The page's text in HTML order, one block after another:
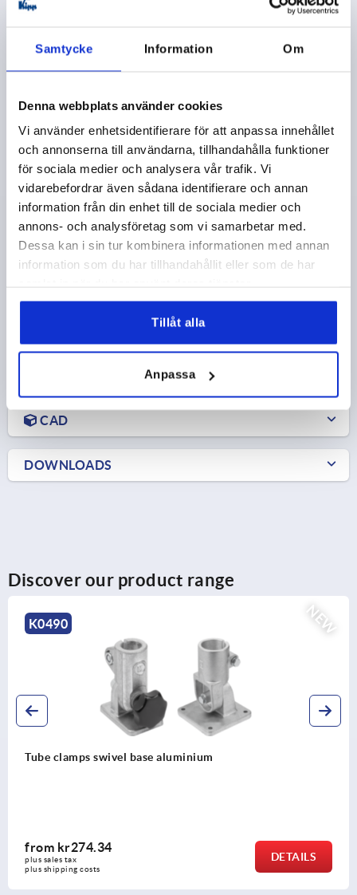
Samtycke Information Om
Denna webbplats använder cookies
Vi använder enhetsidentifierare för att anpassa innehållet
och annonserna till användarna, tillhandahålla funktioner
för sociala medier och analysera vår trafik. Vi
vidarebefordrar även sådana identifierare och annan
information från din enhet till de sociala medier och
annons- och analysföretag som vi samarbetar med.
Dessa kan i sin tur kombinera informationen med annan
information som du har tillhandahållit eller som de har
Tillåt alla
Anpassa
K0477
TUBE CLAMP W. FOOT, FOR RND. TUBES, G=60, L=50,
A=30, THERMOPLASTIC, COMP:STEEL
INTERNAL DIAMETER=30 B=6,5 C=41,5 D=42
E=52,5
-WIDTH=60
K=40 HEIGHT=50 N=8 P=28,5
R=39
S=M8X25
Order number: K0477.30
plus sales tax
DETAILS
PRODUCT DETAILS
CAD
DOWNLOADS
Discover our product range
base aluminium
K0486
plus sales tax
plus shipping costs